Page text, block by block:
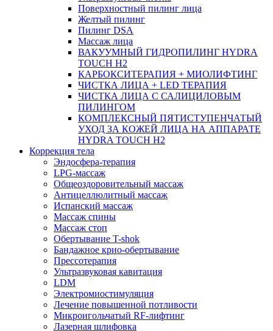
Поверхностный пилинг лица
Желтый пилинг
Пилинг DSA
Массаж лица
ВАКУУМНЫЙ ГИДРОПИЛИНГ HYDRA
TOUCH H2
КАРБОКСИТЕРАПИЯ + МИОЛИФТИНГ
ЧИСТКА ЛИЦА + LED ТЕРАПИЯ
ЧИСТКА ЛИЦА С САЛИЦИЛОВЫМ
ПИЛИНГОМ
КОМПЛЕКСНЫЙ ПЯТИСТУПЕНЧАТЫЙ
УХОД ЗА КОЖЕЙ ЛИЦА НА АППАРАТЕ
HYDRA TOUCH H2
Коррекция тела
Эндосфера-терапия
LPG-массаж
Общеоздоровительный массаж
Антицеллюлитный массаж
Испанский массаж
Массаж спины
Массаж стоп
Обертывание T-shok
Бандажное крио-обертывание
Прессотерапия
Ультразвуковая кавитация
LDM
Электромиостимуляция
Лечение повышенной потливости
Микроигольчатый RF-лифтинг
Лазерная шлифовка